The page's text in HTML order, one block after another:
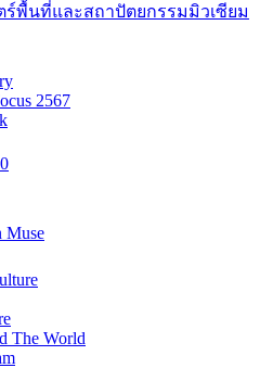
ร์พื้นที่และสถาปัตยกรรมมิวเซียม
2567
Muse
The World